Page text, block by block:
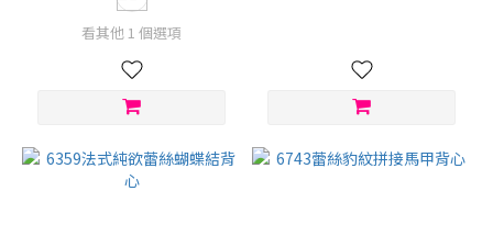
看其他 1 個選項